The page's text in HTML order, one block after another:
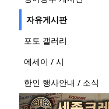
자유게시판
포토 갤러리
에세이 / 시
한인 행사안내 / 소식